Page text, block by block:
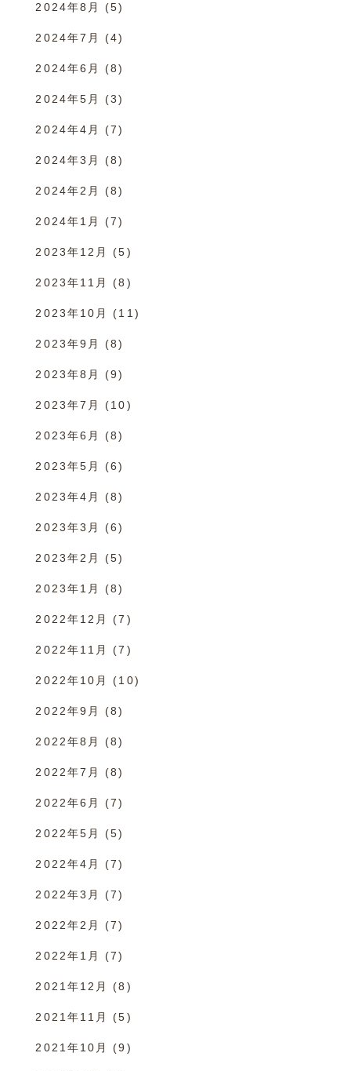
2024年8月 (5)
2024年7月 (4)
2024年6月 (8)
2024年5月 (3)
2024年4月 (7)
2024年3月 (8)
2024年2月 (8)
2024年1月 (7)
2023年12月 (5)
2023年11月 (8)
2023年10月 (11)
2023年9月 (8)
2023年8月 (9)
2023年7月 (10)
2023年6月 (8)
2023年5月 (6)
2023年4月 (8)
2023年3月 (6)
2023年2月 (5)
2023年1月 (8)
2022年12月 (7)
2022年11月 (7)
2022年10月 (10)
2022年9月 (8)
2022年8月 (8)
2022年7月 (8)
2022年6月 (7)
2022年5月 (5)
2022年4月 (7)
2022年3月 (7)
2022年2月 (7)
2022年1月 (7)
2021年12月 (8)
2021年11月 (5)
2021年10月 (9)